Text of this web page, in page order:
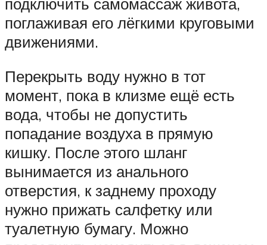
поглаживая его лёгкими круговыми
движениями.
Перекрыть воду нужно в тот
момент, пока в клизме ещё есть
вода, чтобы не допустить
попадание воздуха в прямую
кишку. После этого шланг
вынимается из анального
отверстия, к заднему проходу
нужно прижать салфетку или
туалетную бумагу. Можно